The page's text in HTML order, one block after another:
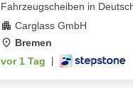
Fahrzeugscheiben in
Carglass GmbH
Bremen
vor 1 Tag